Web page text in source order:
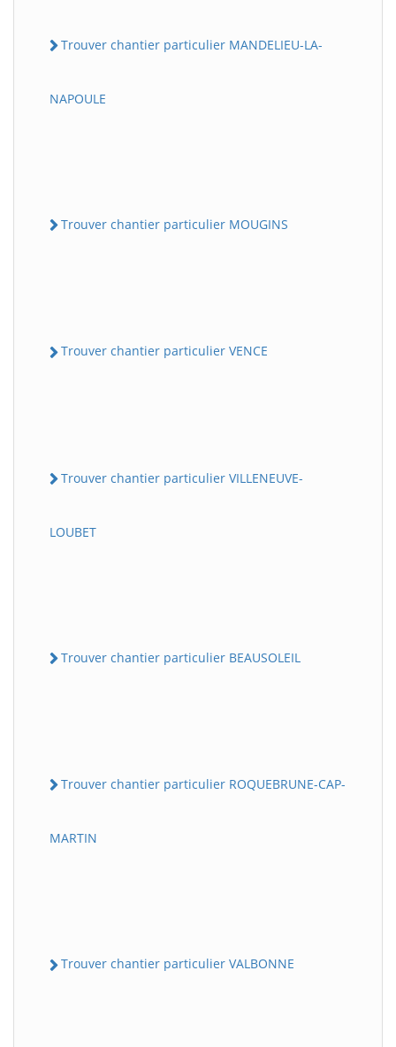
Trouver chantier particulier MANDELIEU-LA-
NAPOULE
Trouver chantier particulier MOUGINS
Trouver chantier particulier VENCE
Trouver chantier particulier VILLENEUVE-
LOUBET
Trouver chantier particulier BEAUSOLEIL
Trouver chantier particulier ROQUEBRUNE-CAP-
MARTIN
Trouver chantier particulier VALBONNE